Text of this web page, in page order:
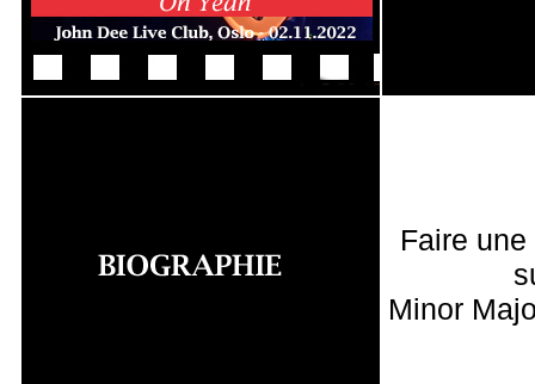
Faire
Minor